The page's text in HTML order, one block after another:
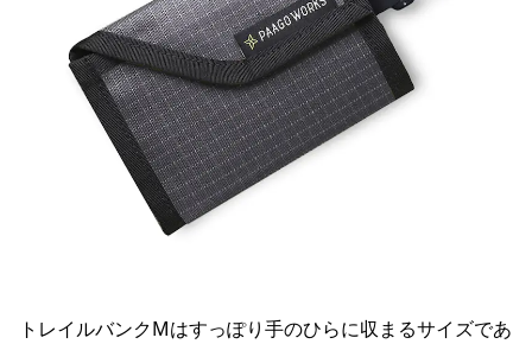
トレイルバンクMはすっぽり手のひらに収まるサイズであ